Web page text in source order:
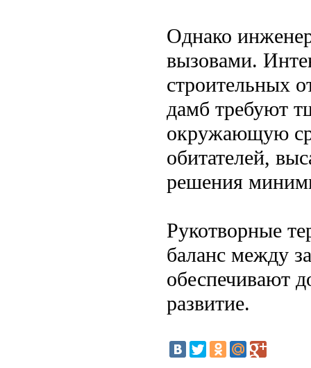
Однако
вызовами.
строительных
дамб требуют
окружающую
обитателей,
решения
Рукотворные
баланс между
обеспечивают
развитие.